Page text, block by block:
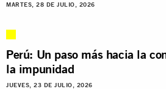
MARTES, 28 DE JULIO, 2026
Perú: Un paso más hacia la
la impunidad
JUEVES, 23 DE JULIO, 2026